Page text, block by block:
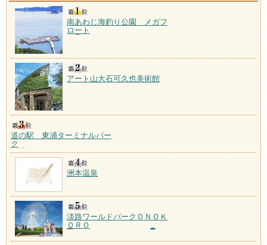
南あわじ海釣り公園 メガフ
ロート
アート山大石可久也美術館
道の駅 東浦ターミナルパー
ク
洲本温泉
淡路ワールドパークＯＮＯＫ
ＯＲＯ